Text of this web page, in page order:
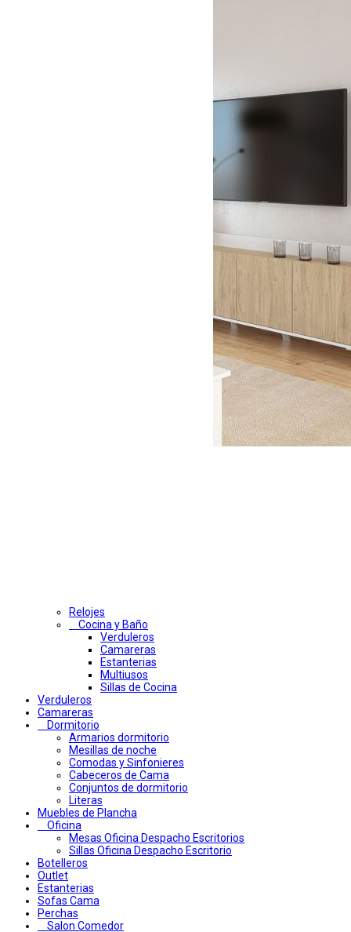
Relojes
Cocina y Baño
Verduleros
Camareras
Estanterias
Multiusos
Sillas de Cocina
Verduleros
Camareras
Dormitorio
Armarios dormitorio
Mesillas de noche
Comodas y Sinfonieres
Cabeceros de Cama
Conjuntos de dormitorio
Literas
Muebles de Plancha
Oficina
Mesas Oficina Despacho Escritorios
Sillas Oficina Despacho Escritorio
Botelleros
Outlet
Estanterias
Sofas Cama
Perchas
Salon Comedor